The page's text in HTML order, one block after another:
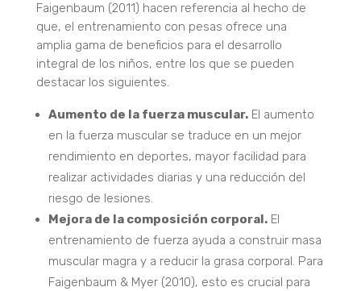
Faigenbaum (2011) hacen referencia al hecho de
que, el entrenamiento con pesas ofrece una
amplia gama de beneficios para el desarrollo
integral de los niños, entre los que se pueden
destacar los siguientes.
Aumento de la fuerza muscular.El aumento
en la fuerza muscular se traduce en un mejor
rendimiento en deportes, mayor facilidad para
realizar actividades diarias y una reducción del
riesgo de lesiones.
Mejora de la composición corporal.El
entrenamiento de fuerza ayuda a construir masa
muscular magra y a reducir la grasa corporal. Para
Faigenbaum & Myer (2010), esto es crucial para